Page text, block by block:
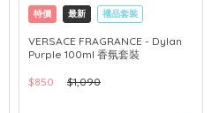
特價 最新 禮品套裝
網購店取 獨家
VERSACE FRAGRANCE - Dylan
Purple 100ml 香氛套裝
$850 $1,090